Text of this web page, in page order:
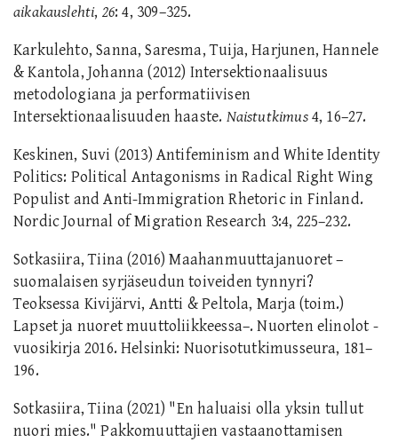
aikakauslehti, 26: 4, 309–325.
Karkulehto, Sanna, Saresma, Tuija, Harjunen, Hannele
& Kantola, Johanna (2012) Intersektionaalisuus
metodologiana ja performatiivisen
Intersektionaalisuuden haaste. Naistutkimus4, 16–27.
Keskinen, Suvi (2013) Antifeminism and White Identity
Politics: Political Antagonisms in Radical Right Wing
Populist and Anti-Immigration Rhetoric in Finland.
Nordic Journal of Migration Research 3:4, 225–232.
Sotkasiira, Tiina (2016) Maahanmuuttajanuoret –
suomalaisen syrjäseudun toiveiden tynnyri?
Teoksessa Kivijärvi, Antti & Peltola, Marja (toim.)
Lapset ja nuoret muuttoliikkeessa–. Nuorten elinolot -
vuosikirja 2016. Helsinki: Nuorisotutkimusseura, 181–
196.
Sotkasiira, Tiina (2021) "En haluaisi olla yksin tullut
nuori mies." Pakkomuuttajien vastaanottamisen